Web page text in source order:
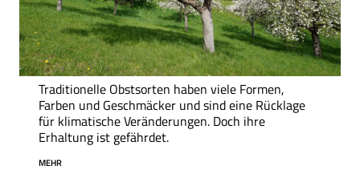
Traditionelle Obstsorten haben viele Formen,
Farben und Geschmäcker und sind eine Rücklage
für klimatische Veränderungen. Doch ihre
Erhaltung ist gefährdet.
MEHR